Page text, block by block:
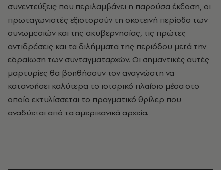
συνεντεύξεις που περιλαμβάνει η παρούσα έκδοση, οι
πρωταγωνιστές εξιστορούν τη σκοτεινή περίοδο των
συνωμοσιών και της ακυβερνησίας, τις πρώτες
αντιδράσεις και τα διλήμματα της περιόδου μετά την
εδραίωση των συνταγματαρχών. Οι σημαντικές αυτές
μαρτυρίες θα βοηθήσουν τον αναγνώστη να
κατανοήσει καλύτερα το ιστορικό πλαίσιο μέσα στο
οποίο εκτυλίσσεται το πραγματικό θρίλερ που
αναδύεται από τα αμερικανικά αρχεία.